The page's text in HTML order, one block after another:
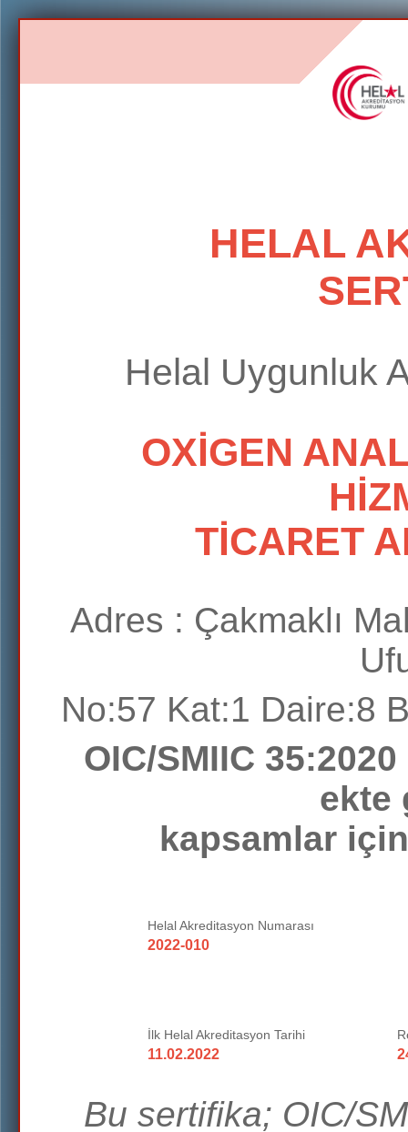
HELAL
Helal Uygunluk
OXİGEN
TİCARET
Adres : Çakmaklı
No:57 Kat:1 Daire:8
OIC/SMIIC
ekte
kapsamlar
Helal Akreditasyon Numarası
2022-010
İlk Helal Akreditasyon Tarihi
11.02.2022
Bu sertifika; OIC/